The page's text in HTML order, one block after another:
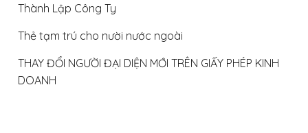
Thành Lập Công Ty
Thẻ tạm trú cho nười nước ngoài
THAY ĐỔI NGƯỜI ĐẠI DIỆN MỚI TRÊN GIẤY PHÉP KINH
DOANH